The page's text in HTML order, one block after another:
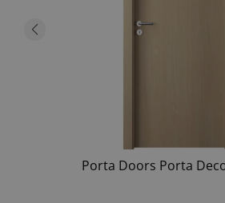
Porta Doors Porta